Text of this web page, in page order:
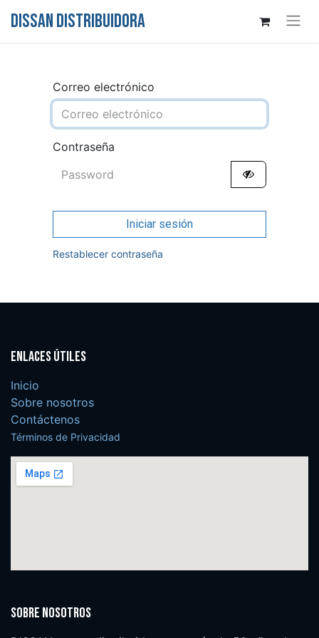
DISSAN DISTRIBUIDORA
Correo electrónico
Contraseña
Iniciar sesión
Restablecer contraseña
Enlaces útiles
Inicio
Sobre nosotros
Contáctenos
Términos de Privacidad
Sobre nosotros